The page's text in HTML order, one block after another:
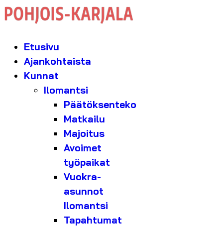
Etusivu
Ajankohtaista
Kunnat
Ilomantsi
Päätöksenteko
Matkailu
Majoitus
Avoimet
työpaikat
Vuokra-
asunnot
Ilomantsi
Tapahtumat